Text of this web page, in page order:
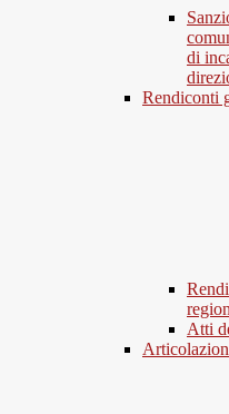
di
Rendiconti
Atti